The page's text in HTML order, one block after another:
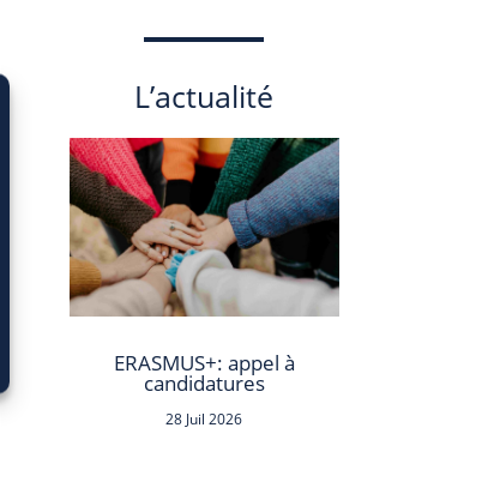
L’actualité
ERASMUS+: appel à
candidatures
28 Juil 2026